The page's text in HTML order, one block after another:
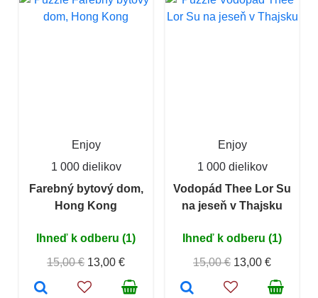
Enjoy
1 000 dielikov
Farebný bytový dom,
Hong Kong
Ihneď k odberu (1)
15,00 € 13,00 €
Enjoy
1 000 dielikov
Vodopád Thee Lor Su
na jeseň v Thajsku
Ihneď k odberu (1)
15,00 € 13,00 €